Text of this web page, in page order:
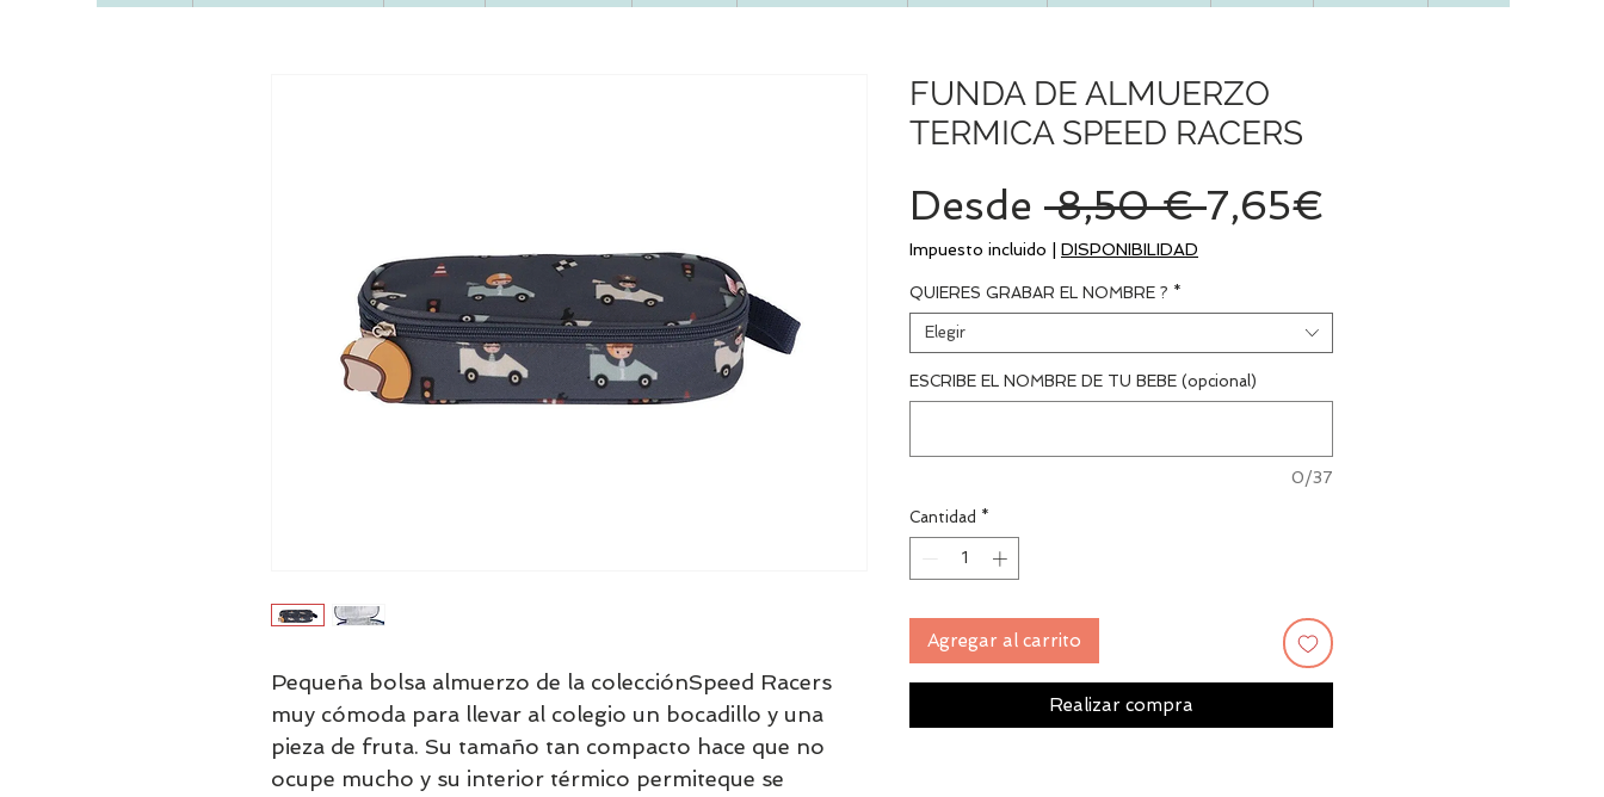
Pequeña bolsa almuerzo de la colecciónSpeed Racers
muy cómoda para llevar al colegio un bocadillo y una
pieza de fruta. Su tamaño tan compacto hace que no
ocupe mucho y su interior térmico permiteque se
FUNDA DE ALMUERZO
TERMICA SPEED RACERS
Desde 8,50 € Precio
7,65€
oferta
Impuesto incluido DISPONIBILIDAD
QUIERES GRABAR EL NOMBRE ? *
Elegir
ESCRIBE EL NOMBRE DE TU BEBE (opcional)
0/37
Cantidad *
Agregar al carrito
Realizar compra